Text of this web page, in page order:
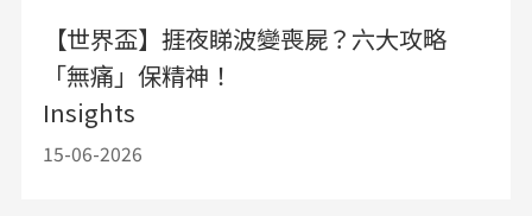
【世界盃】捱夜睇波變喪屍？六大攻略
「無痛」保精神！
Insights
15-06-2026